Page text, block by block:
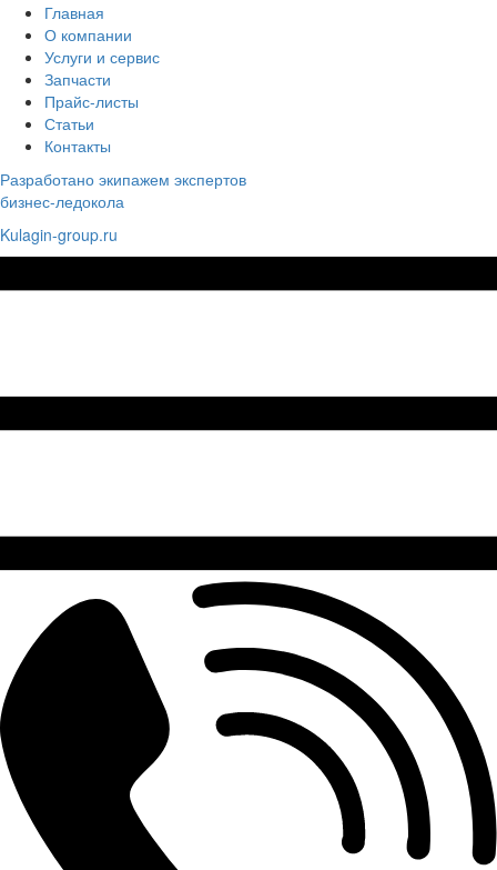
Главная
О компании
Услуги и сервис
Запчасти
Прайс-листы
Статьи
Контакты
Разработано экипажем экспертов
бизнес-ледокола
Kulagin-group.ru